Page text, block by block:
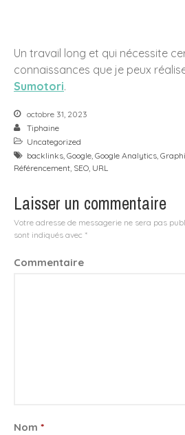
Flux
Un travail long et qui nécessite
connaissances que je peux
Sumotori.
octobre 31, 2023
Tiphaine
Uncategorized
backlinks Google Google Analytics
Référencement SEO URL
Laisser un commentaire
Votre adresse de messagerie ne sera pas
sont indiqués avec *
Commentaire
Nom *